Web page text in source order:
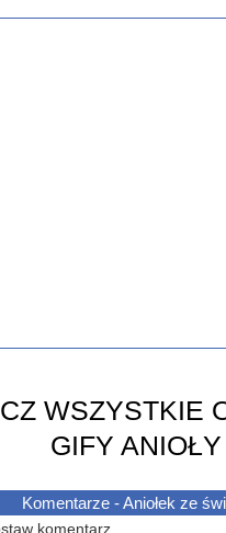
WSZYSTKIE
GIFY ANIOŁY
Komentarze - Aniołek ze
komentarz